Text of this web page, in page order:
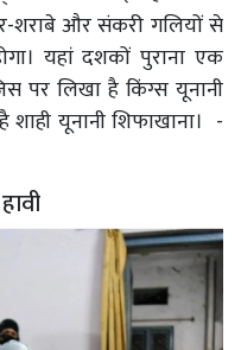
और संकरी गलियों से
यहां दशकों पुराना एक
पर लिखा है किंग्स यूनानी
शाही यूनानी शिफाखाना। -